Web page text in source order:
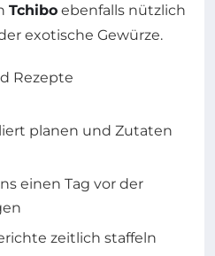
Tchibo ebenfalls nützlich
exotische Gewürze.
Rezepte
planen und Zutaten
einen Tag vor der
zeitlich staffeln